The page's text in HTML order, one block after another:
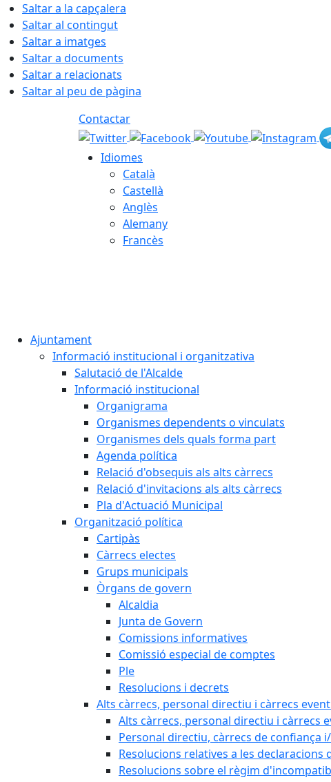
Saltar a la capçalera
Saltar al contingut
Saltar a imatges
Saltar a documents
Saltar a relacionats
Saltar al peu de pàgina
Contactar
Idiomes
Català
Castellà
Anglès
Alemany
Francès
Ajuntament
Informació institucional i organitzativa
Salutació de l'Alcalde
Informació institucional
Organigrama
Organismes dependents o vinculats
Organismes dels quals forma part
Agenda política
Relació d'obsequis als alts càrrecs
Relació d'invitacions als alts càrrecs
Pla d'Actuació Municipal
Organització política
Cartipàs
Càrrecs electes
Grups municipals
Òrgans de govern
Alcaldia
Junta de Govern
Comissions informatives
Comissió especial de comptes
Ple
Resolucions i decrets
Alts càrrecs, personal directiu i càrrecs
Alts càrrecs, personal directiu i càrrecs
Personal directiu, càrrecs de confiança
Resolucions relatives a les
Resolucions sobre el règim